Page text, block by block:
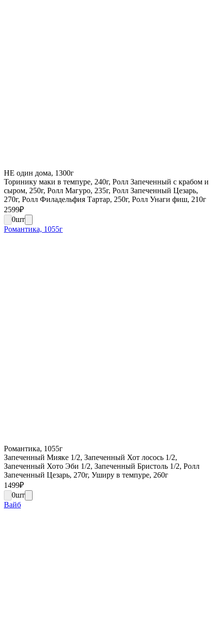
НЕ один дома, 1300г
Торинику маки в темпуре, 240г, Ролл Запеченный с крабом и
сыром, 250г, Ролл Магуро, 235г, Ролл Запеченный Цезарь,
270г, Ролл Филадельфия Тартар, 250г, Ролл Унаги фиш, 210г
2599₽
0шт
Романтика, 1055г
Романтика, 1055г
Запеченный Мияке 1/2, Запеченный Хот лосось 1/2,
Запеченный Хото Эби 1/2, Запеченный Бристоль 1/2, Ролл
Запеченный Цезарь, 270г, Уширу в темпуре, 260г
1499₽
0шт
Вайб